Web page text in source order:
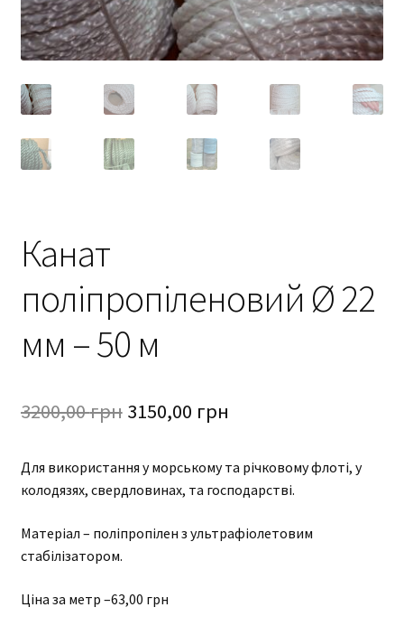
Канат
поліпропіленовий Ø 22
мм – 50 м
3200,00грн Оригінальна
3200,00 грн.
3150,00 грн
3150,00 грн.
Для використання у морському та річковому флоті, у
колодязях, свердловинах, та господарстві.
Матеріал – поліпропілен з ультрафіолетовим
стабілізатором.
Ціна за метр –63,00 грн